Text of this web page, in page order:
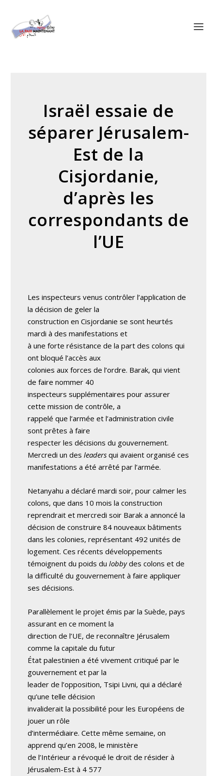
Israël essaie de
séparer Jérusalem-
Est de la
Cisjordanie,
d’après les
correspondants de
l’UE
Les inspecteurs venus contrôler l’application de
la décision de geler la
construction en Cisjordanie se sont heurtés
mardi à des manifestations et
à une forte résistance de la part des colons qui
ont bloqué l’accès aux
colonies aux forces de l’ordre. Barak, qui vient
de faire nommer 40
inspecteurs supplémentaires pour assurer
cette mission de contrôle, a
rappelé que l’armée et l’administration civile
sont prêtes à faire
respecter les décisions du gouvernement.
Mercredi un desleaders qui avaient organisé ces
manifestations a été arrêté par l’armée.
Netanyahu a déclaré mardi soir, pour calmer les
colons, que dans 10 mois la construction
reprendrait et mercredi soir Barak a annoncé la
décision de construire 84 nouveaux bâtiments
dans les colonies, représentant 492 unités de
logement. Ces récents développements
témoignent du poids dulobbydes colons et de
la difficulté du gouvernement à faire appliquer
ses décisions.
Parallèlement le projet émis par la Suède, pays
assurant en ce moment la
direction de l’UE, de reconnaître Jérusalem
comme la capitale du futur
État palestinien a été vivement critiqué par le
gouvernement et par la
leader de l’opposition, Tsipi Livni, qui a déclaré
qu’une telle décision
invaliderait la possibilité pour les Européens de
jouer un rôle
d’intermédiaire. Cette même semaine, on
apprend qu’en 2008, le ministère
de l’Intérieur a révoqué le droit de résider à
Jérusalem-Est à 4 577